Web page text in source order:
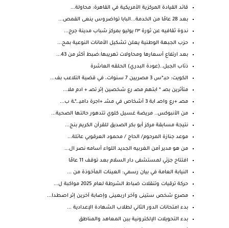
قائد القيادة المركزية الأمريكية في القاهرة: محاولة...
بعد 28 عامًا من الخدمة...البابا تواضروس ينعى القمص...
ندوة ثقافيه عن ثورة ٢٣ يوليو بمركز شباب مدينة جرج...
حزب الجبهة الوطنية يعلن تشكيل الأمانات النوعية بمح...
بعد ارتفاع أسعارها ومحاولات تهريبها:ضبط أكثر من 43...
ذئاب الجبل..(عودة البدري) الحلقه العاشرة
الكويت: حبـ*س 3 مصريين 7 سنوات، في قضية التلاعب بف...
متأثرين بصـ * ابتهم مصـ رع شخصين إثر تصـ + ادم ملا...
مصـ +رع واصـ ابة 3 أشخاص في مشـ +اجرة داميـ ـ*ـة ب...
من الأنبوكس.. مريضة غسيل كلوي تتدهور حالتها الصحية...
نتيجة مسابقة مركز أبو بكر الصديق للقرآن الكريم بنج...
موعد جنازة المرحوم/ الحاج / محمود العرقوبي عائلة...
من هو مدير أمن الغربيه الجديد اللواء أسامه نصر ال...
افتتاح جزئي لمستشفى دار السلام بعد توقف 11 عامًا
النيابة العامة في بيان رسمي: العينات المأخوذة من ...
حركة ترقيات وتنقلات ضباط الشرطة لعام 2025 مواكبة ل...
مصرع شخص ستينى وآخر اربعينى وإصابة آخرين إثر اصطدا...
بدء امتحانات الدور الثاني لطلاب الشهادة الإعدادية ...
بدء التحويلات الإلكترونية بين المعاهد والمناطق